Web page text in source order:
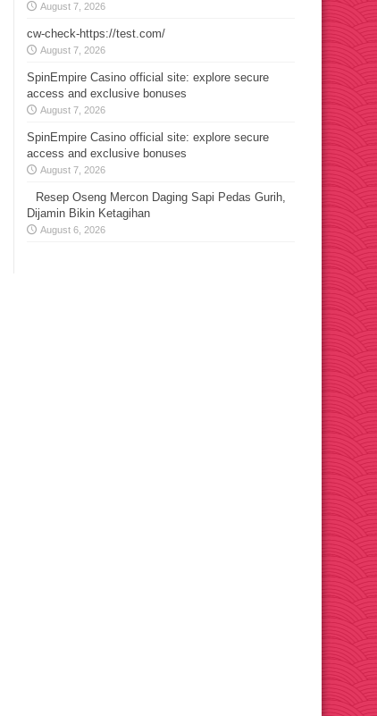
August 7, 2026
cw-check-https://test.com/
August 7, 2026
SpinEmpire Casino official site: explore secure
access and exclusive bonuses
August 7, 2026
SpinEmpire Casino official site: explore secure
access and exclusive bonuses
August 7, 2026
Resep Oseng Mercon Daging Sapi Pedas Gurih,
Dijamin Bikin Ketagihan
August 6, 2026